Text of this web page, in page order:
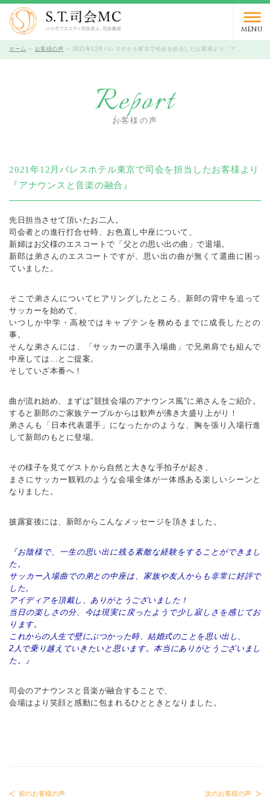
MENU
受付時間 10時～19時 / 定休日 火曜日
ホーム お客様の声 2021年12月パレスホテル東京で司会を担当したお客様より『アナウンスと音楽の融合』
Report
お客様の声
2021年12月パレスホテル東京で司会を担当したお客様より
『アナウンスと音楽の融合』
先日担当させて頂いたお二人。
司会者との進行打合せ時、お色直し中座について、
新婦はお父様のエスコートで「父との思い出の曲」で退場。
新郎は弟さんのエスコートですが、思い出の曲が無くて選曲に困っ
ていました。
そこで弟さんについてヒアリングしたところ、新郎の背中を追って
サッカーを始めて、
いつしか中学・高校ではキャプテンを務めるまでに成長したとの
事。
そんな弟さんには、「サッカーの選手入場曲」で兄弟肩でも組んで
中座しては...とご提案。
そしていざ本番へ！
曲が流れ始め、まずは"競技会場のアナウンス風"に弟さんをご紹介。
すると新郎のご家族テーブルからは歓声が沸き大盛り上がり！
弟さんも「日本代表選手」になったかのような、胸を張り入場行進
して新郎のもとに登場。
その様子を見てゲストから自然と大きな手拍子が起き、
まさにサッカー観戦のような会場全体が一体感ある楽しいシーンと
なりました。
披露宴後には、新郎からこんなメッセージを頂きました。
『お陰様で、一生の思い出に残る素敵な経験をすることができまし
た。
サッカー入場曲での弟との中座は、家族や友人からも非常に好評で
した。
アイディアを頂戴し、ありがとうございました！
当日の楽しさの分、今は現実に戻ったようで少し寂しさを感じてお
ります。
これからの人生で壁にぶつかった時、結婚式のことを思い出し、
2人で乗り越えていきたいと思います。本当にありがとうございまし
た。』
司会のアナウンスと音楽が融合することで、
会場はより笑顔と感動に包まれるひとときとなりました。
前のお客様の声 次のお客様の声